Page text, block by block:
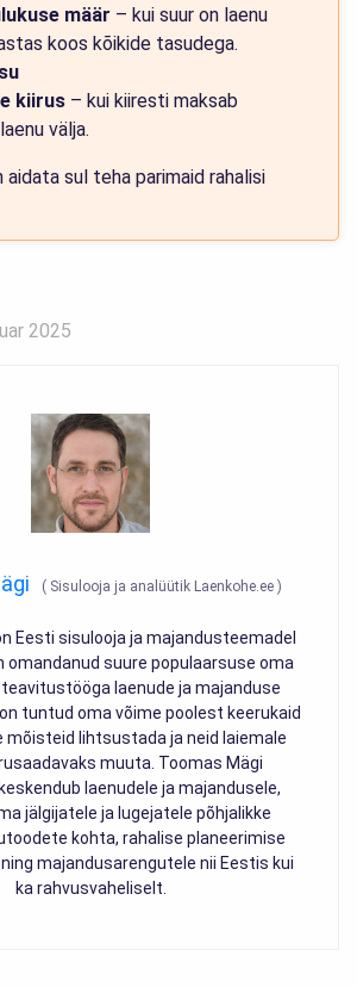
määr – kui suur on laenu
koos kõikide tasudega.
kiirus – kui kiiresti maksab
välja.
aidata sul teha parimaid rahalisi
2025
( Sisulooja ja analüütik Laenkohe.ee )
Eesti sisulooja ja majandusteemadel
omandanud suure populaarsuse oma
laenude ja majanduse
tuntud oma võime poolest keerukaid
mõisteid lihtsustada ja neid laiemale
muuta. Toomas Mägi
laenudele ja majandusele,
jälgijatele ja lugejatele põhjalikke
kohta, rahalise planeerimise
majandusarengutele nii Eestis kui
ka rahvusvaheliselt.